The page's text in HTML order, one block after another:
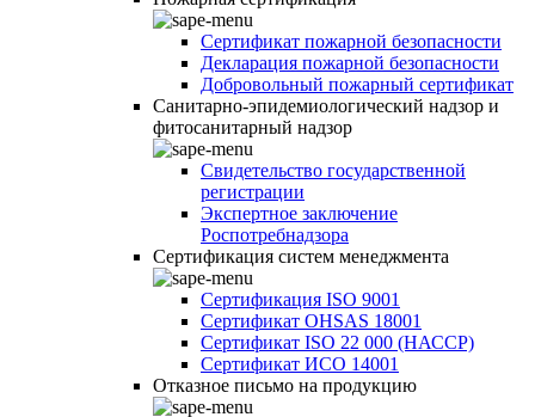
Сертификат пожарной безопасности
Декларация пожарной безопасности
Добровольный пожарный сертификат
Санитарно-эпидемиологический надзор и
фитосанитарный надзор
Свидетельство государственной
регистрации
Экспертное заключение
Роспотребнадзора
Сертификация систем менеджмента
Сертификация ISO 9001
Сертификат OHSAS 18001
Сертификат ISO 22 000 (НАССР)
Сертификат ИСО 14001
Отказное письмо на продукцию